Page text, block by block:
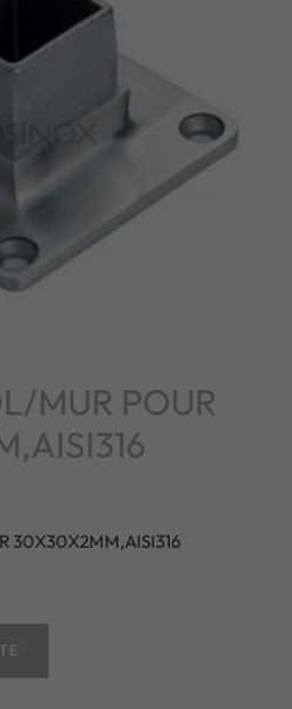
MUR POUR
30X30X2MM,AISI316